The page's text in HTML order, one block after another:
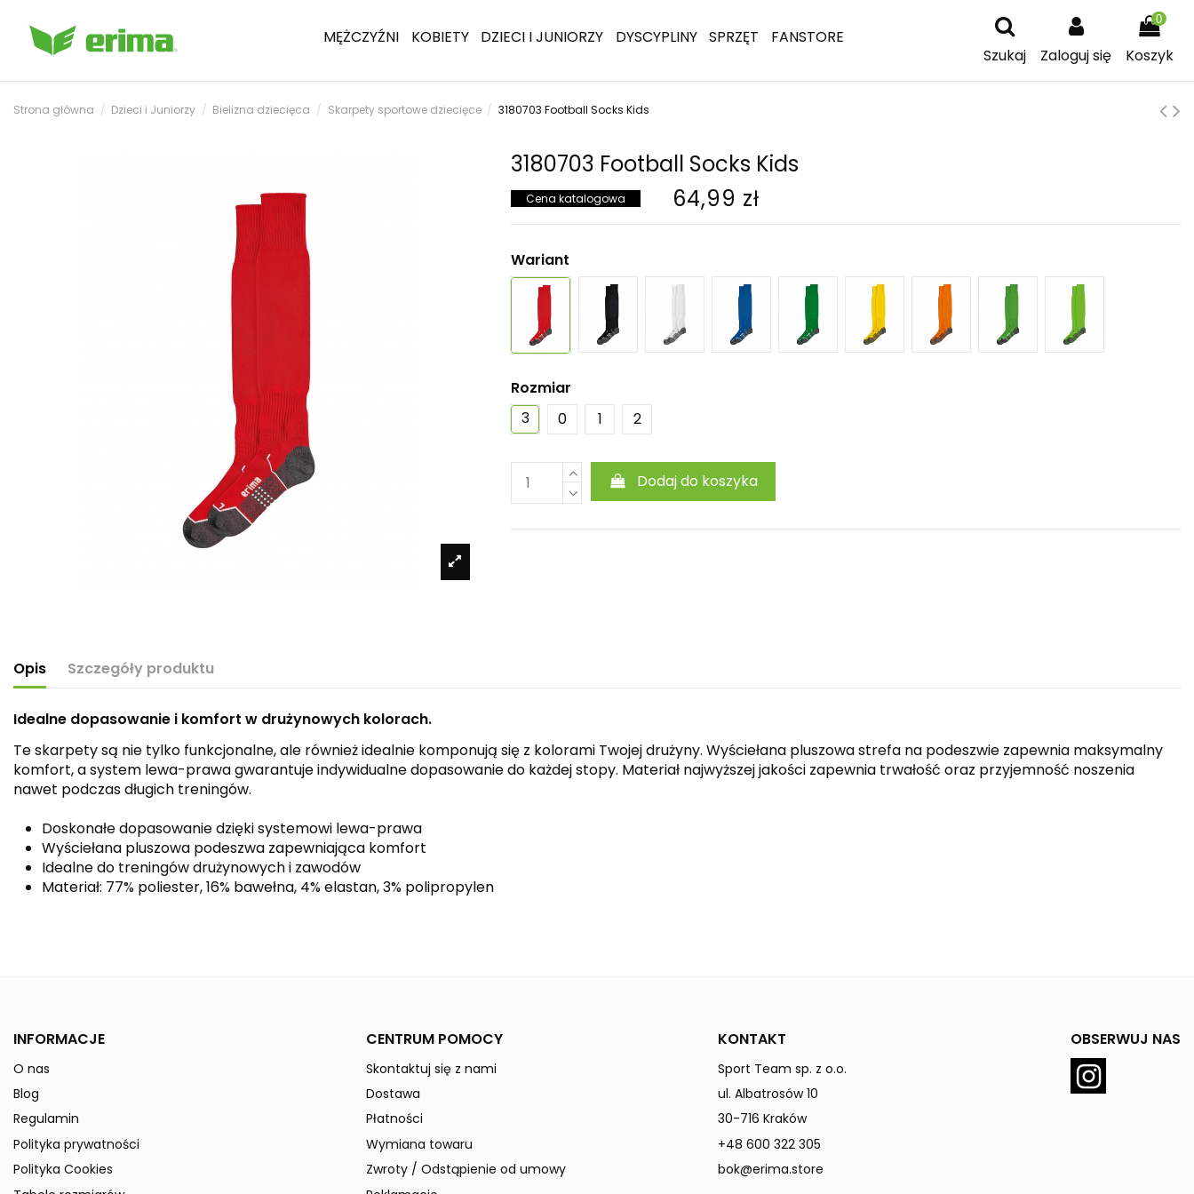
MĘŻCZYŹNI KOBIETY DZIECI I JUNIORZY DYSCYPLINY SPRZĘT
FANSTORE
Szukaj
Zaloguj się
0
Koszyk
Strona główna Dzieci i Juniorzy Bielizna dziecięca Skarpety sportowe dziecięce 3180703 Football Socks Kids
3180703 Football Socks Kids
Cena katalogowa 64,99 zł
Wariant
Rozmiar
3
0 1 2
Dodaj do koszyka
Opis Szczegóły produktu
Idealne dopasowanie i komfort w drużynowych kolorach.
Te skarpety są nie tylko funkcjonalne, ale również idealnie komponują się z kolorami Twojej drużyny. Wyściełana pluszowa strefa na podeszwie zapewnia maksymalny
komfort, a system lewa-prawa gwarantuje indywidualne dopasowanie do każdej stopy. Materiał najwyższej jakości zapewnia trwałość oraz przyjemność noszenia
nawet podczas długich treningów.
Doskonałe dopasowanie dzięki systemowi lewa-prawa
Wyściełana pluszowa podeszwa zapewniająca komfort
Idealne do treningów drużynowych i zawodów
Materiał: 77% poliester, 16% bawełna, 4% elastan, 3% polipropylen
W magazynie
» Podmiot odpowiedzialny
INFORMACJE
O nas
Blog
Regulamin
Polityka prywatności
Polityka Cookies
CENTRUM POMOCY
Skontaktuj się z nami
Dostawa
Płatności
Wymiana towaru
Zwroty / Odstąpienie od umowy
KONTAKT
Sport Team sp. z o.o.
ul. Albatrosów 10
30-716 Kraków
+48 600 322 305
bok@erima.store
OBSERWUJ NAS